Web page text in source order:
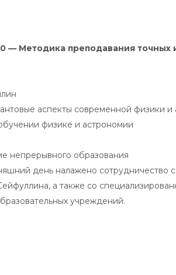
— Методика преподавания точных
аспекты современной физики и
физике и астрономии
непрерывного образования
день налажено сотрудничество
а также со
учреждений.